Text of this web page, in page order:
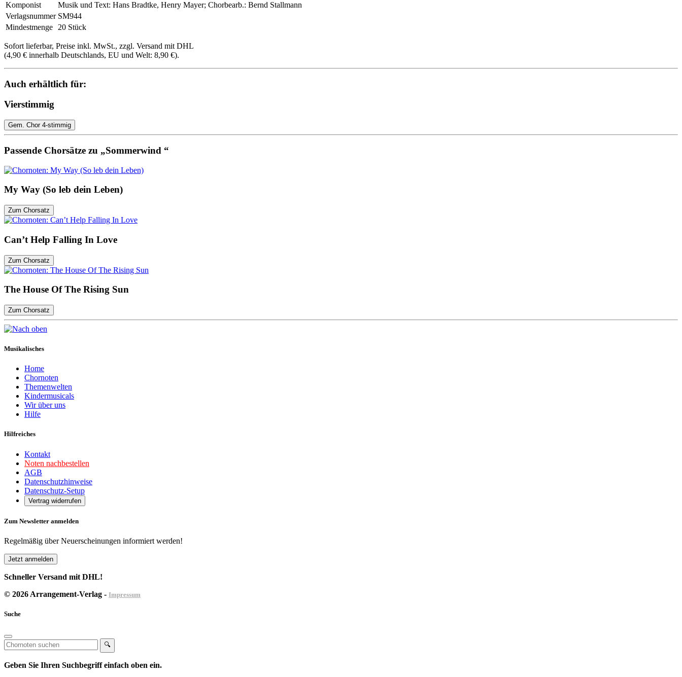
Komponist
Musik und Text: Hans Bradtke, Henry Mayer; Chorbearb.: Bernd Stallmann
Verlagsnummer SM944
Mindestmenge
20 Stück
Sofort lieferbar, Preise inkl. MwSt., zzgl. Versand mit DHL
(4,90 € innerhalb Deutschlands, EU und Welt: 8,90 €).
Auch erhältlich für:
Vierstimmig
Gem. Chor 4-stimmig
Passende Chorsätze zu „Sommerwind “
My Way (So leb dein Leben)
Zum Chorsatz
Can’t Help Falling In Love
Zum Chorsatz
The House Of The Rising Sun
Zum Chorsatz
Musikalisches
Home
Chornoten
Themenwelten
Kindermusicals
Wir über uns
Hilfe
Hilfreiches
Kontakt
Noten nachbestellen
AGB
Datenschutzhinweise
Datenschutz-Setup
Vertrag widerrufen
Zum Newsletter anmelden
Regelmäßig über Neuerscheinungen informiert werden!
Jetzt anmelden
Schneller Versand mit DHL!
© 2026 Arrangement-Verlag - Impressum
Suche
🔍
Geben Sie Ihren Suchbegriff einfach oben ein.